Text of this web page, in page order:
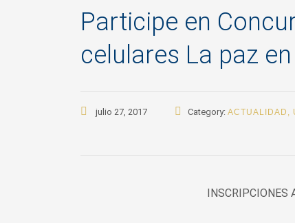
Participe en
celulares La paz en
julio 27, 2017 Category: ACTUALIDAD ,
INSCRIPCIONES